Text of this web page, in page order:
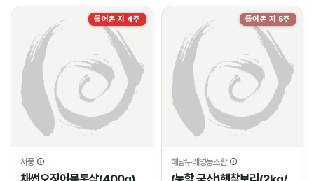
들어온 지 4주
서풍
들어온 지 5주
해남두레영농조합